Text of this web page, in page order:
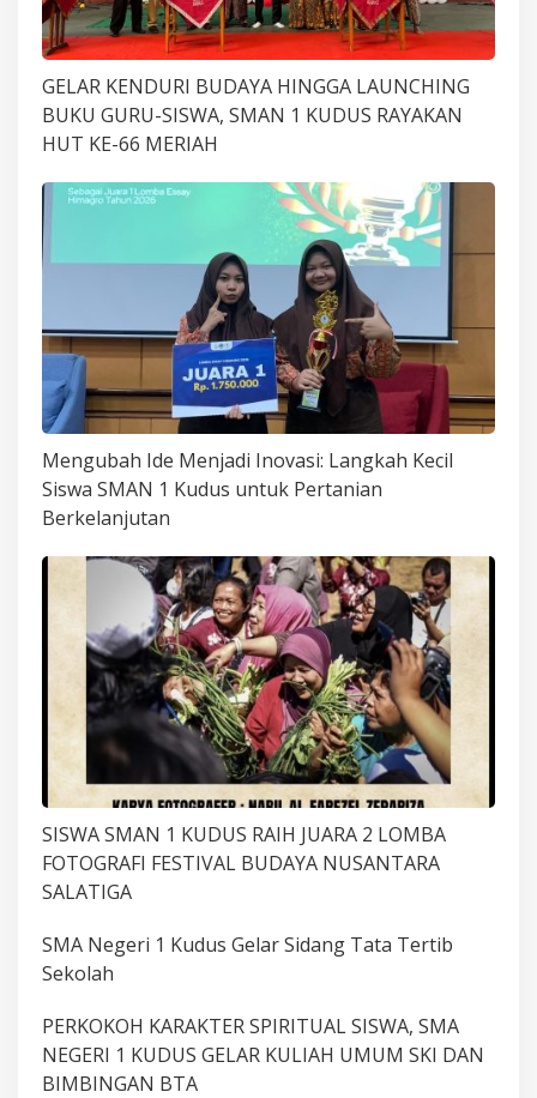
GELAR KENDURI BUDAYA HINGGA LAUNCHING
BUKU GURU-SISWA, SMAN 1 KUDUS RAYAKAN
HUT KE-66 MERIAH
Mengubah Ide Menjadi Inovasi: Langkah Kecil
Siswa SMAN 1 Kudus untuk Pertanian
Berkelanjutan
SISWA SMAN 1 KUDUS RAIH JUARA 2 LOMBA
FOTOGRAFI FESTIVAL BUDAYA NUSANTARA
SALATIGA
SMA Negeri 1 Kudus Gelar Sidang Tata Tertib
Sekolah
PERKOKOH KARAKTER SPIRITUAL SISWA, SMA
NEGERI 1 KUDUS GELAR KULIAH UMUM SKI DAN
BIMBINGAN BTA